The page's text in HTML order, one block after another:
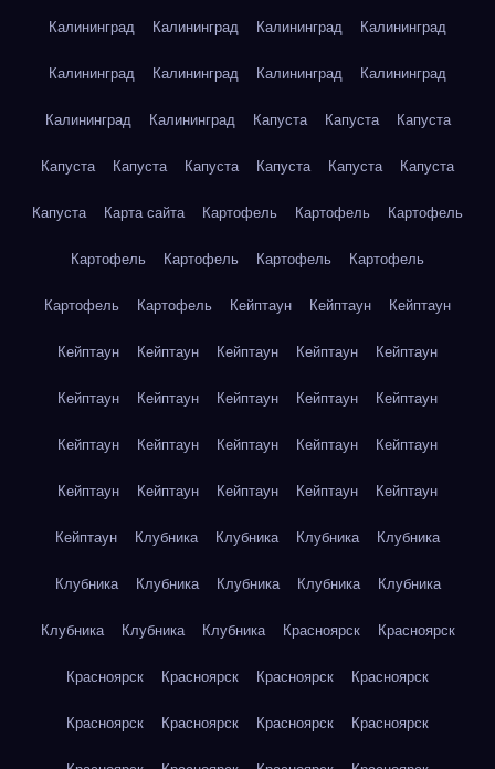
Калининград Калининград Калининград Калининград
Калининград Калининград Калининград Калининград
Калининград Калининград Капуста Капуста Капуста
Капуста Капуста Капуста Капуста Капуста Капуста
Капуста Карта сайта Картофель Картофель Картофель
Картофель Картофель Картофель Картофель
Картофель Картофель Кейптаун Кейптаун Кейптаун
Кейптаун Кейптаун Кейптаун Кейптаун Кейптаун
Кейптаун Кейптаун Кейптаун Кейптаун Кейптаун
Кейптаун Кейптаун Кейптаун Кейптаун Кейптаун
Кейптаун Кейптаун Кейптаун Кейптаун Кейптаун
Кейптаун Клубника Клубника Клубника Клубника
Клубника Клубника Клубника Клубника Клубника
Клубника Клубника Клубника Красноярск Красноярск
Красноярск Красноярск Красноярск Красноярск
Красноярск Красноярск Красноярск Красноярск